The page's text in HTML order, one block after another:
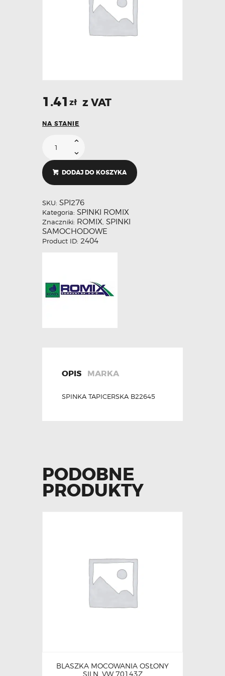
1.41 zł z VAT
NA STANIE
DODAJ DO KOSZYKA
SKU: SPI276
Kategoria: SPINKI ROMIX
Znaczniki: ROMIX, SPINKI
SAMOCHODOWE
Product ID: 2404
OPIS MARKA
SPINKA TAPICERSKA B22645
PODOBNE
PRODUKTY
BLASZKA MOCOWANIA OSŁONY
SILN. VW 70143Z